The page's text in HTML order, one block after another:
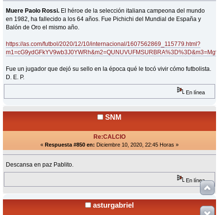
Muere Paolo Rossi. El héroe de la selección italiana campeona del mundo
en 1982, ha fallecido a los 64 años. Fue Pichichi del Mundial de España y
Balón de Oro el mismo año.
https://as.com/futbol/2020/12/10/internacional/1607562869_115779.html?
Fue un jugador que dejó su sello en la época qué le tocó vivir cómo futbolista.
D. E. P.
En línea
SNM
Re:CALCIO
« Respuesta #850 en: Diciembre 10, 2020, 22:45 Horas »
Descansa en paz Pablito.
En línea
asturgabriel